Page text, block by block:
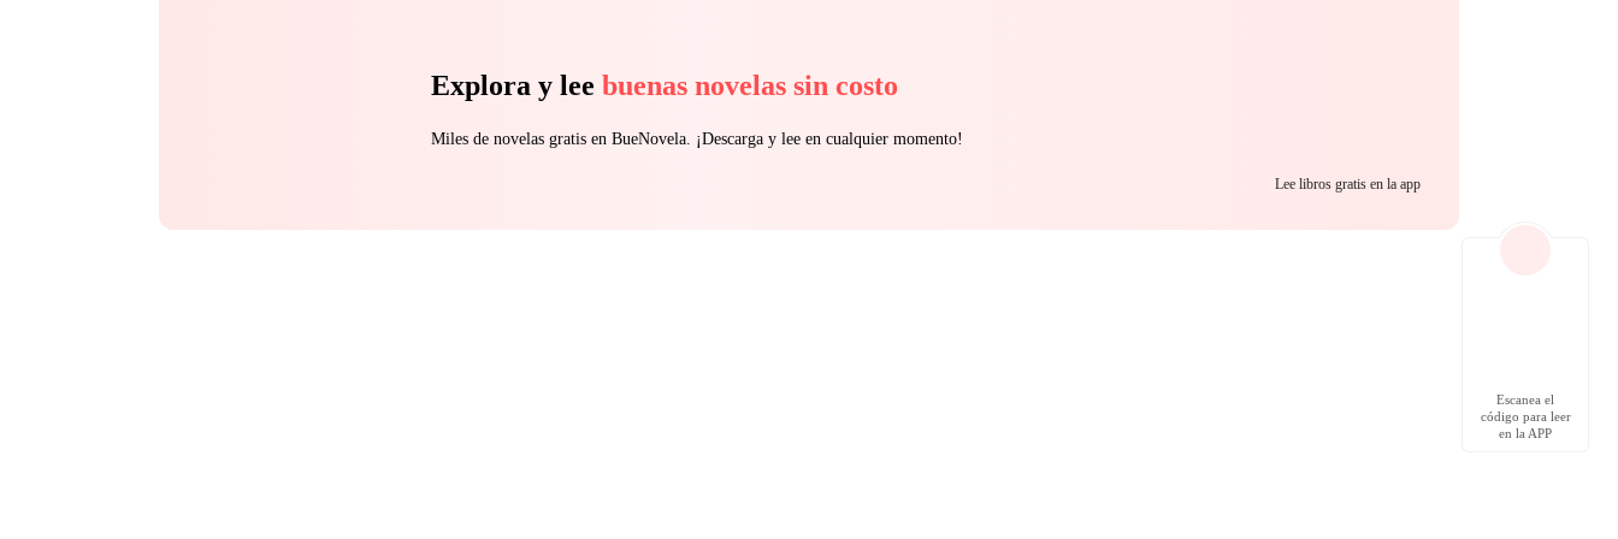
Explora y lee buenas novelas sin costo
Miles de novelas gratis en BueNovela. ¡Descarga y lee en cualquier momento!
Lee libros gratis en la app
Escanea el
código para leer
en la APP